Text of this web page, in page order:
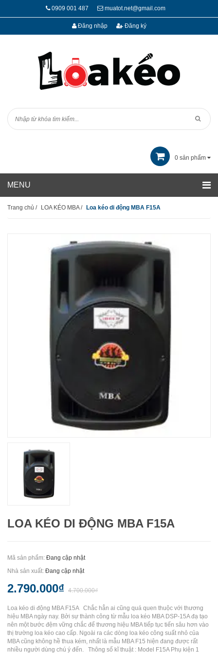
0909 001 487 muatot.net@gmail.com
Đăng nhập Đăng ký
0 sản phẩm
Trang chủ / LOA KÉO MBA / Loa kéo di động MBA F15A
LOA KÉO DI ĐỘNG MBA F15A
Mã sản phẩm: Đang cập nhật
Nhà sản xuất: Đang cập nhật
2.790.000₫ 4.700.000₫
Loa kéo di động MBA F15A Chắc hẳn ai cũng quá quen thuộc với thương
hiệu MBA ngày nay. Bởi sự thành công từ mẫu loa kéo MBA DSP-15A đạ tạo
nên một bước đệm vững chắc để thương hiệu MBA tiếp tục tiến sâu hơn vào
thị trường loa kéo cao cấp. Ngoài ra các dòng loa kéo công suất nhỏ của
MBA cũng không hề thua kém, nhất là mẫu MBA F15 hiện đang được rất
nhiều người dùng chú ý đến. Thông số kĩ thuật : Model F15A Phụ kiện 1